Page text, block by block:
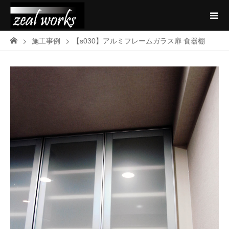
施工事例 【s030】アルミフレームガラス扉 食器棚